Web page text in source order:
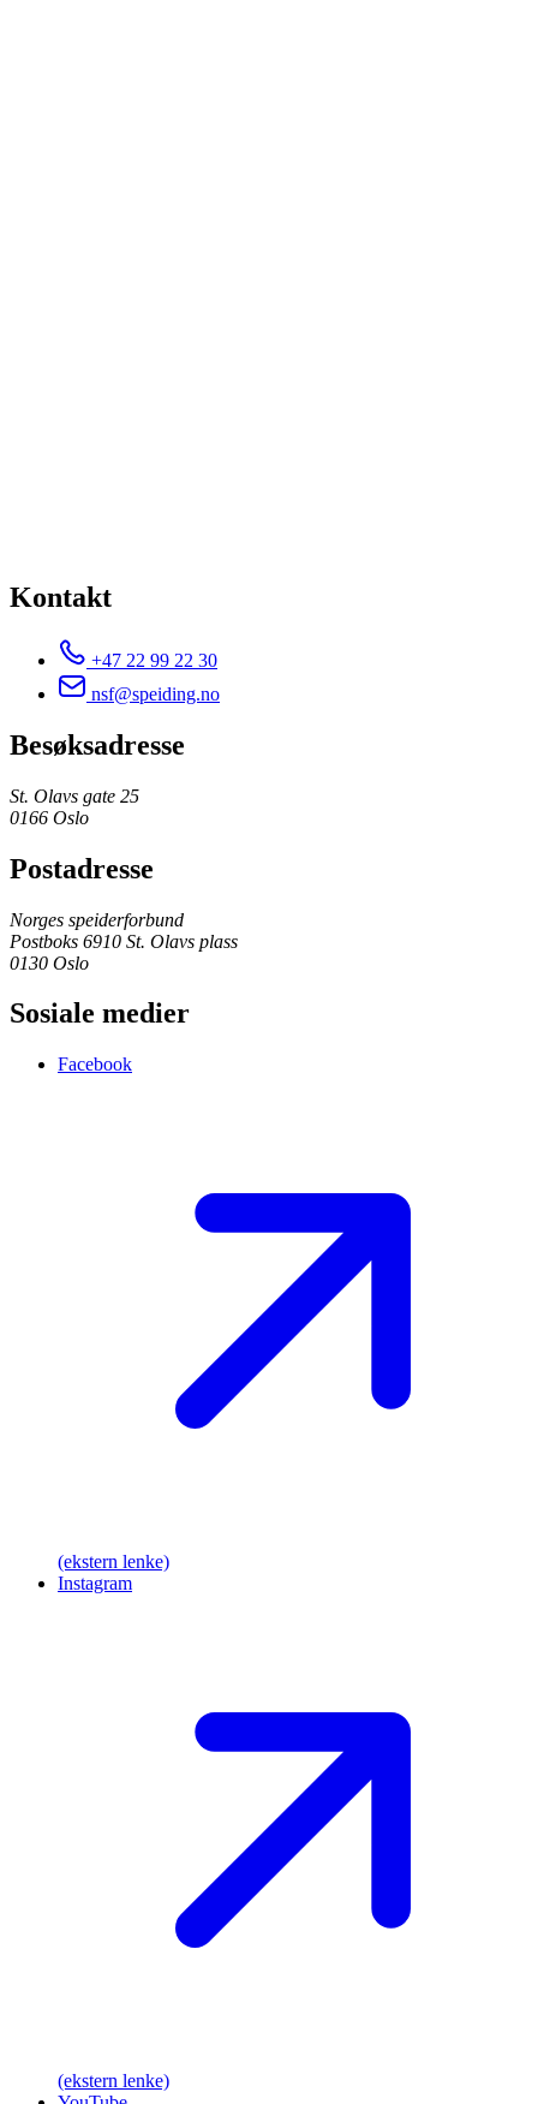
Kontakt
+47 22 99 22 30
nsf@speiding.no
Besøksadresse
St. Olavs gate 25
0166 Oslo
Postadresse
Norges speiderforbund
Postboks 6910 St. Olavs plass
0130 Oslo
Sosiale medier
Facebook
(ekstern lenke)
Instagram
(ekstern lenke)